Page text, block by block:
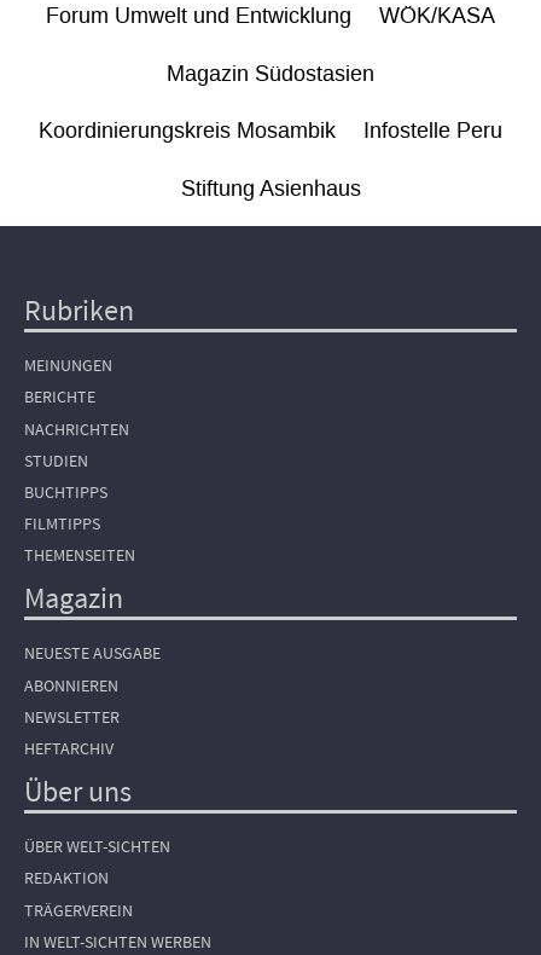
Forum Umwelt und Entwicklung WÖK/KASA
Magazin Südostasien
Koordinierungskreis Mosambik Infostelle Peru
Stiftung Asienhaus
Hauptnavigation
Rubriken
MEINUNGEN
BERICHTE
NACHRICHTEN
STUDIEN
BUCHTIPPS
FILMTIPPS
THEMENSEITEN
Magazin
NEUESTE AUSGABE
ABONNIEREN
NEWSLETTER
HEFTARCHIV
Über uns
ÜBER WELT-SICHTEN
REDAKTION
TRÄGERVEREIN
IN WELT-SICHTEN WERBEN